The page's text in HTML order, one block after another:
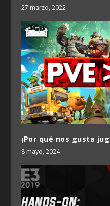
27 marzo, 2022
¡Por qué nos gusta
8 mayo, 2024